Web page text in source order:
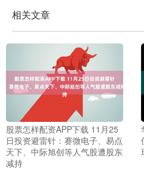
相关文章
股票怎样配资APP下载 11月25
日投资避雷针：赛微电子、易点
天下、中际旭创等人气股遭股东
减持